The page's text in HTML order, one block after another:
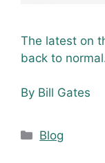
The latest on
back to
By Bill Gates
Blog